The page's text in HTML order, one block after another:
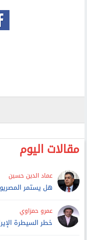
مقالات اليوم
عماد الدين حسين
هل يستمر
عمرو حمزاوي
خطر السيطرة